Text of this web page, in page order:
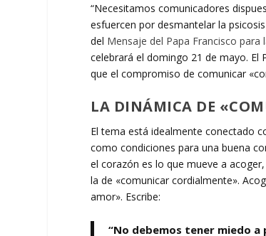
“Necesitamos comunicadores
esfuercen por desmantelar la
del Mensaje del Papa Francisco para
celebrará el domingo 21 de mayo. El
que el compromiso de comunicar
LA DINÁMICA DE
El tema está idealmente conectado
como condiciones para una buena
el corazón es lo que mueve a
la de «comunicar cordialmente».
amor». Escribe:
“No debemos tener miedo a